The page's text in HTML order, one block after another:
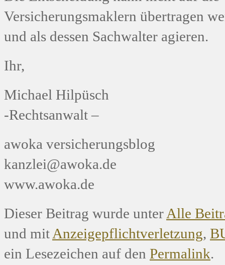
Versicherungsmaklern übertragen
und als dessen Sachwalter agieren.
Ihr,
Michael Hilpüsch
-Rechtsanwalt –
awoka versicherungsblog
kanzlei@awoka.de
www.awoka.de
Dieser Beitrag wurde unter Alle
und mit Anzeigepflichtverletzung,
ein Lesezeichen auf den Permalink.